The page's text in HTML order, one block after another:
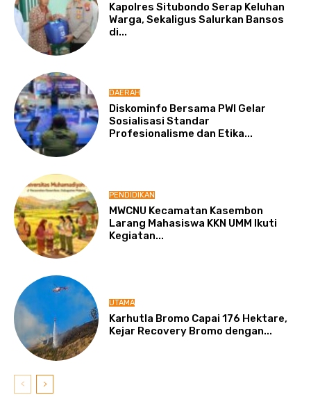
Kapolres Situbondo Serap Keluhan
Warga, Sekaligus Salurkan Bansos
di...
DAERAH
Diskominfo Bersama PWI Gelar
Sosialisasi Standar
Profesionalisme dan Etika...
PENDIDIKAN
MWCNU Kecamatan Kasembon
Larang Mahasiswa KKN UMM Ikuti
Kegiatan...
UTAMA
Karhutla Bromo Capai 176 Hektare,
Kejar Recovery Bromo dengan...